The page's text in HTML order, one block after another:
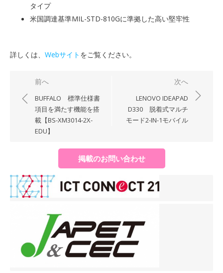
タイプ
米国調達基準MIL-STD-810Gに準拠した高い堅牢性
詳しくは、 Webサイト をご覧ください。
ョ
ン
前へ
BUFFALO 標準仕様書
項目を満たす機能を搭
載【BS-XM3014-2X-
EDU】
次へ
LENOVO IDEAPAD
D330 脱着式マルチ
モード2-IN-1モバイル
掲載のお問い合わせ